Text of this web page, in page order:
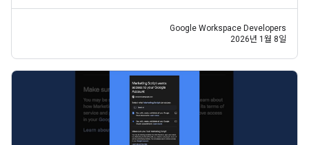
Google Workspace Developers
2026년 1월 8일